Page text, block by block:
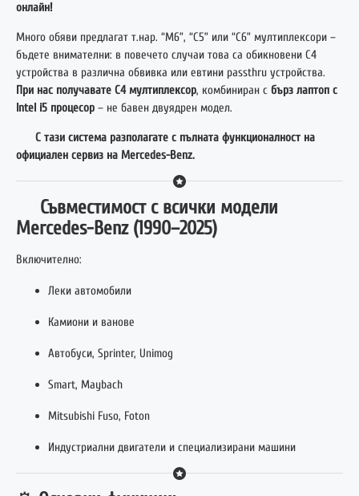
онлайн!
Много обяви предлагат т.нар. “M6”, “C5” или “C6” мултиплексори –
бъдете внимателни: в повечето случаи това са обикновени C4
устройства в различна обвивка или евтини passthru устройства.
При нас получавате C4 мултиплексор, комбиниран с бърз лаптоп с
Intel i5 процесор – не бавен двуядрен модел.
С тази система разполагате с пълната функционалност на
официален сервиз на Mercedes-Benz.
Съвместимост с всички модели
Mercedes-Benz (1990–2025)
Включително:
Леки автомобили
Камиони и ванове
Автобуси, Sprinter, Unimog
Smart, Maybach
Mitsubishi Fuso, Foton
Индустриални двигатели и специализирани машини